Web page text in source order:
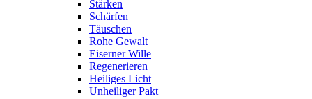
Stärken
Schärfen
Täuschen
Rohe Gewalt
Eiserner Wille
Regenerieren
Heiliges Licht
Unheiliger Pakt